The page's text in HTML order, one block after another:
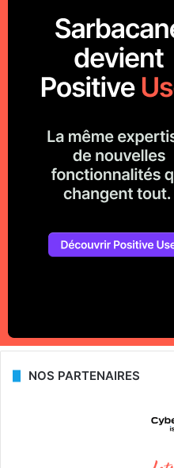
NOS PARTENAIRES